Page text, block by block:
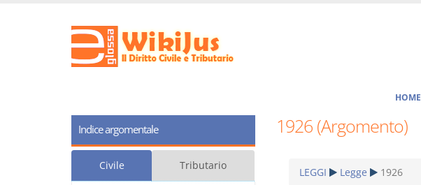
HOME
1926 (Argomento)
LEGGI Legge 1926
Indice argomentale
Civile Tributario